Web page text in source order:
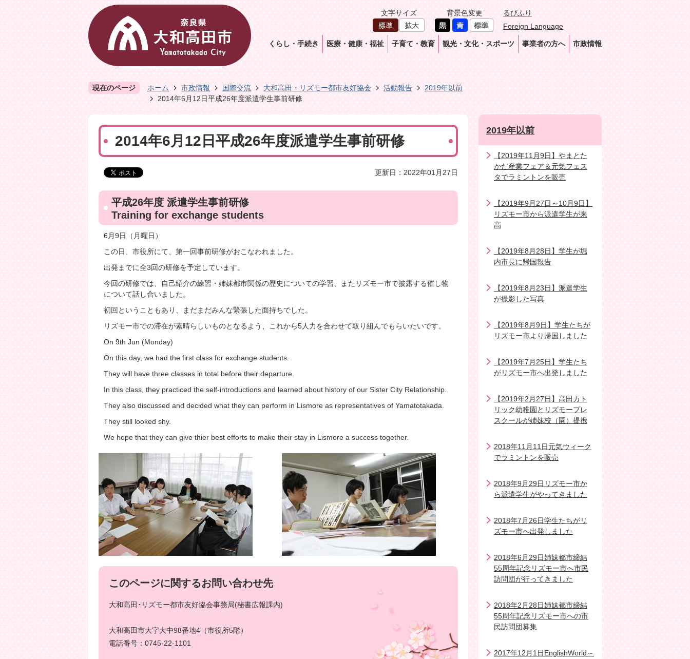
文字サイズ 背景色変更
るびふり
Foreign Language
くらし・手続き 医療・健康・福祉 子育て・教育 観光・文化・スポーツ 事業者の方へ 市政情報
現在のページ ホーム 市政情報 国際交流 大和高田・リズモー都市友好協会 活動報告
2019年以前
2014年6月12日平成26年度派遣学生事前研修
2014年6月12日平成26年度派遣学生事前研修
更新日：2022年01月27日
平成26年度 派遣学生事前研修
Training for exchange students
6月9日（月曜日）
この日、市役所にて、第一回事前研修がおこなわれました。
出発までに全3回の研修を予定しています。
今回の研修では、自己紹介の練習・姉妹都市関係の歴史についての学習、またリズモー市で披露する催し物
について話し合いました。
初回ということもあり、まだまだみんな緊張した面持ちでした。
リズモー市での滞在が素晴らしいものとなるよう、これから5人力を合わせて取り組んでもらいたいです。
On 9th Jun (Monday)
On this day, we had the first class for exchange students.
They will have three classes in total before their departure.
In this class, they practiced the self-introductions and learned about history of our Sister City Relationship.
They also discussed and decided what they can perform in Lismore as representatives of Yamatotakada.
They still looked shy.
We hope that they can give thier best efforts to make their stay in Lismore a success together.
このページに関するお問い合わせ先
大和高田･リズモー都市友好協会事務局(秘書広報課内)
大和高田市大字大中98番地4（市役所5階）
電話番号：0745-22-1101
2019年以前
【2019年11月9日】やまとた
かだ産業フェア＆元気フェス
タでラミントンを販売
【2019年9月27日～10月9日】
リズモー市から派遣学生が来
高
【2019年8月28日】学生が堀
内市長に帰国報告
【2019年8月23日】派遣学生
が撮影した写真
【2019年8月9日】学生たちが
リズモー市より帰国しました
【2019年7月25日】学生たち
がリズモー市へ出発しました
【2019年2月27日】高田カト
リック幼稚園とリズモープレ
スクールが姉妹校（園）提携
2018年11月11日元気ウィーク
でラミントンを販売
2018年9月29日リズモー市か
ら派遣学生がやってきました
2018年7月26日学生たちがリ
ズモー市へ出発しました
2018年6月29日姉妹都市締結
55周年記念リズモー市へ市民
訪問団が行ってきました
2018年2月28日姉妹都市締結
55周年記念リズモー市への市
民訪問団募集
2017年12月1日EnglishWorld～